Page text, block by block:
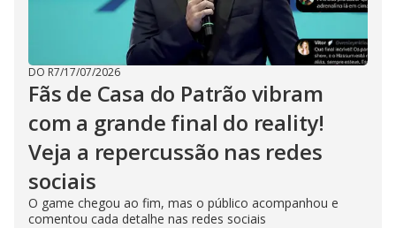
DO R7/17/07/2026
Fãs de Casa do Patrão vibram
com a grande final do reality!
Veja a repercussão nas redes
sociais
O game chegou ao fim, mas o público acompanhou e
comentou cada detalhe nas redes sociais